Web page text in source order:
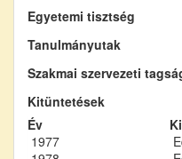
Egyetemi tisztség
Tanulmányutak
Szakmai szervezeti
Kitüntetések
Év
1977